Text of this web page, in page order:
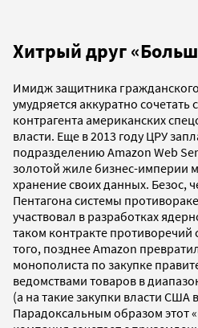
Хитрый друг
Имидж защитника
умудряется аккуратно сочетать
контрагента американских
власти. Еще в 2013 году ЦРУ
подразделению Amazon Web
золотой жиле бизнес-империи
хранение своих данных. Безос,
Пентагона системы
участвовал в разработках
таком контракте противоречий
того, позднее Amazon
монополиста по закупке
ведомствами товаров в
(а на такие закупки власти США
Парадоксальным образом этот